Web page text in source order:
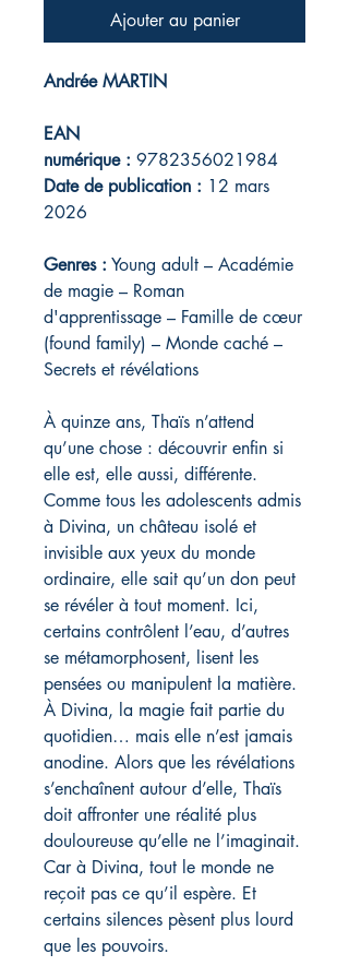
Ajouter au panier
Andrée MARTIN
EAN
numérique : 9782356021984
Date de publication : 12 mars
2026
Genres : Young adult – Académie
de magie – Roman
d'apprentissage – Famille de cœur
(found family) – Monde caché –
Secrets et révélations
À quinze ans, Thaïs n’attend
qu’une chose : découvrir enfin si
elle est, elle aussi, différente.
Comme tous les adolescents admis
à Divina, un château isolé et
invisible aux yeux du monde
ordinaire, elle sait qu’un don peut
se révéler à tout moment. Ici,
certains contrôlent l’eau, d’autres
se métamorphosent, lisent les
pensées ou manipulent la matière.
À Divina, la magie fait partie du
quotidien… mais elle n’est jamais
anodine. Alors que les révélations
s’enchaînent autour d’elle, Thaïs
doit affronter une réalité plus
douloureuse qu’elle ne l’imaginait.
Car à Divina, tout le monde ne
reçoit pas ce qu’il espère. Et
certains silences pèsent plus lourd
que les pouvoirs.